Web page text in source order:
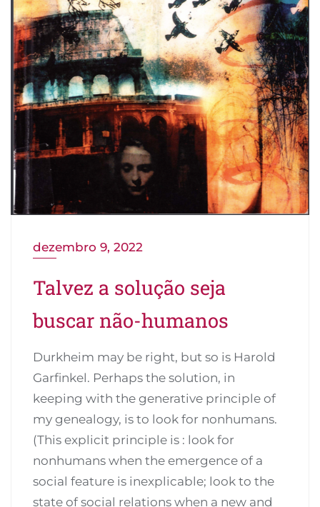
dezembro 9, 2022
Talvez a solução seja
buscar não-humanos
Durkheim may be right, but so is Harold
Garfinkel. Perhaps the solution, in
keeping with the generative principle of
my genealogy, is to look for nonhumans.
(This explicit principle is : look for
nonhumans when the emergence of a
social feature is inex­plicable; look to the
state of social relations when a new and